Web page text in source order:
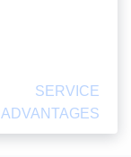
SERVICE
ADVANTAGES